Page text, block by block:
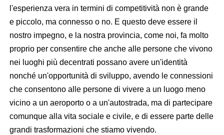
l'esperienza vera in termini di competitività non è grande
e piccolo, ma connesso o no. E questo deve essere il
nostro impegno, e la nostra provincia, come noi, fa molto
proprio per consentire che anche alle persone che vivono
nei luoghi più decentrati possano avere un'identità
nonché un'opportunità di sviluppo, avendo le connessioni
che consentono alle persone di vivere a un luogo meno
vicino a un aeroporto o a un'autostrada, ma di partecipare
comunque alla vita sociale e civile, e di essere parte delle
grandi trasformazioni che stiamo vivendo.